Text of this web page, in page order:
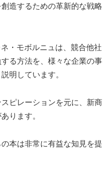
造するための革新的な戦略
・モボルニュは、競合他社
る方法を、様々な企業の事
明しています。
ピレーションを元に、新商
ります。
本は非常に有益な知見を提